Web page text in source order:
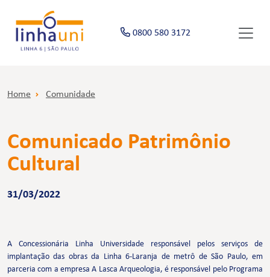
0800 580 3172
Home Comunidade
Comunicado Patrimônio
Cultural
31/03/2022
A Concessionária Linha Universidade responsável pelos serviços de
implantação das obras da Linha 6-Laranja de metrô de São Paulo, em
parceria com a empresa A Lasca Arqueologia, é responsável pelo Programa